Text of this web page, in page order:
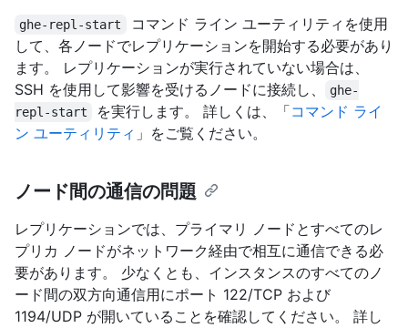
ghe-repl-start
コマンド ライン ユーティリティを使用
して、各ノードでレプリケーションを開始する必要があり
ます。 レプリケーションが実行されていない場合は、
SSH を使用して影響を受けるノードに接続し、
ghe-
repl-start
を実行します。 詳しくは、「コマンド ライ
ン ユーティリティ 」をご覧ください。
ノード間の通信の問題
レプリケーションでは、プライマリ ノードとすべてのレ
プリカ ノードがネットワーク経由で相互に通信できる必
要があります。 少なくとも、インスタンスのすべてのノ
ード間の双方向通信用にポート 122/TCP および
1194/UDP が開いていることを確認してください。 詳し